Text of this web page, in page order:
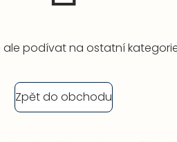
ale podívat na ostatní
Zpět do obchodu